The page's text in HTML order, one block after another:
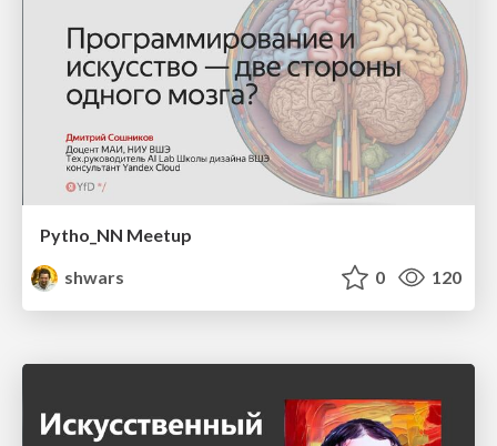
Pytho_NN Meetup
shwars
0 120